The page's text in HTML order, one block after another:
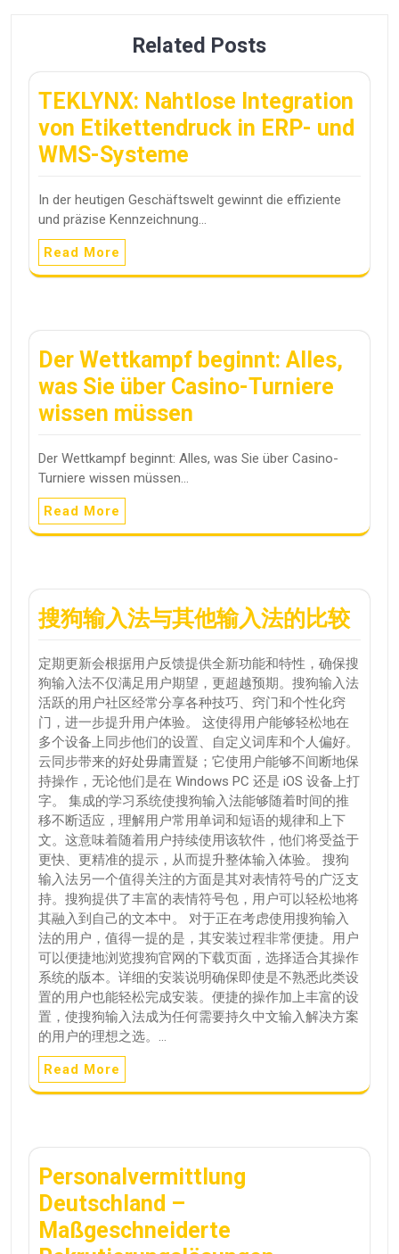
Related Posts
TEKLYNX: Nahtlose Integration
von Etikettendruck in ERP- und
WMS-Systeme
In der heutigen Geschäftswelt gewinnt die effiziente
und präzise Kennzeichnung…
Read More
Der Wettkampf beginnt: Alles,
was Sie über Casino-Turniere
wissen müssen
Der Wettkampf beginnt: Alles, was Sie über Casino-
Turniere wissen müssen…
Read More
搜狗输入法与其他输入法的比较
定期更新会根据用户反馈提供全新功能和特性，确保搜
狗输入法不仅满足用户期望，更超越预期。搜狗输入法
活跃的用户社区经常分享各种技巧、窍门和个性化窍
门，进一步提升用户体验。 这使得用户能够轻松地在
多个设备上同步他们的设置、自定义词库和个人偏好。
云同步带来的好处毋庸置疑；它使用户能够不间断地保
持操作，无论他们是在 Windows PC 还是 iOS 设备上打
字。 集成的学习系统使搜狗输入法能够随着时间的推
移不断适应，理解用户常用单词和短语的规律和上下
文。这意味着随着用户持续使用该软件，他们将受益于
更快、更精准的提示，从而提升整体输入体验。 搜狗
输入法另一个值得关注的方面是其对表情符号的广泛支
持。搜狗提供了丰富的表情符号包，用户可以轻松地将
其融入到自己的文本中。 对于正在考虑使用搜狗输入
法的用户，值得一提的是，其安装过程非常便捷。用户
可以便捷地浏览搜狗官网的下载页面，选择适合其操作
系统的版本。详细的安装说明确保即使是不熟悉此类设
置的用户也能轻松完成安装。便捷的操作加上丰富的设
置，使搜狗输入法成为任何需要持久中文输入解决方案
的用户的理想之选。…
Read More
Personalvermittlung
Deutschland –
Maßgeschneiderte